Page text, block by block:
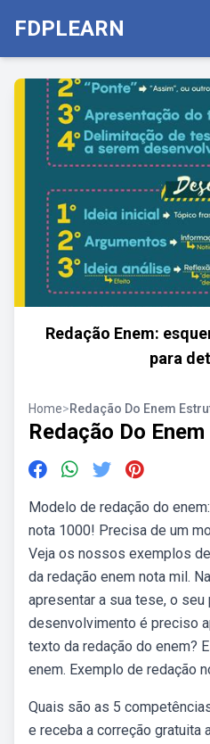
FDPLEARN
Redação Enem:
para
Home>Redação Do Enem
Redação Do
Modelo de redação do
nota 1000! Precisa de um
Veja os nossos exemplos
da redação enem nota mil.
apresentar a sua tese, o seu
desenvolvimento é preciso
texto da redação do enem?
enem. Exemplo de redação
Quais são as 5
e receba a correção gratuita